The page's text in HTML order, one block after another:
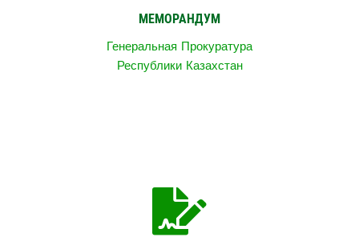
МЕМОРАНДУМ
Генеральная Прокуратура
Республики Казахстан